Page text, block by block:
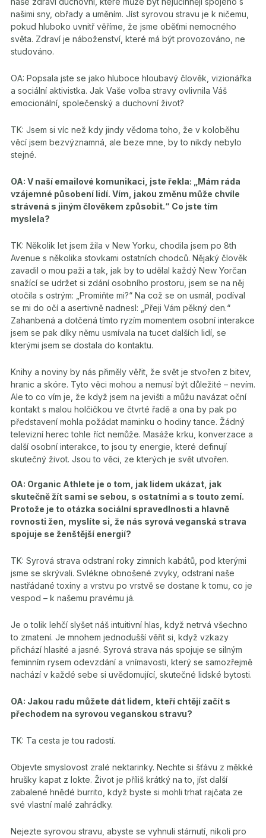
našimi sny, obřady a uměním. Jíst syrovou stravu je k ničemu,
pokud hluboko uvnitř věříme, že jsme oběťmi nemocného
světa. Zdraví je náboženství, které má být provozováno, ne
studováno.
OA: Popsala jste se jako hluboce hloubavý člověk, vizionářka
a sociální aktivistka. Jak Vaše volba stravy ovlivnila Váš
emocionální, společenský a duchovní život?
TK: Jsem si víc než kdy jindy vědoma toho, že v koloběhu
věcí jsem bezvýznamná, ale beze mne, by to nikdy nebylo
stejné.
OA: V naší emailové komunikaci, jste řekla: „Mám ráda
vzájemné působení lidí. Vím, jakou změnu může chvíle
strávená s jiným člověkem způsobit.“ Co jste tím
myslela?
TK: Několik let jsem žila v New Yorku, chodila jsem po 8th
Avenue s několika stovkami ostatních chodců. Nějaký člověk
zavadil o mou paži a tak, jak by to udělal každý New Yorčan
snažící se udržet si zdání osobního prostoru, jsem se na něj
otočila s ostrým: „Promiňte mi?“ Na což se on usmál, podíval
se mi do očí a asertivně nadnesl: „Přeji Vám pěkný den.“
Zahanbená a dotčená tímto ryzím momentem osobní interakce
jsem se pak díky němu usmívala na tucet dalších lidí, se
kterými jsem se dostala do kontaktu.
Knihy a noviny by nás přiměly věřit, že svět je stvořen z bitev,
hranic a skóre. Tyto věci mohou a nemusí být důležité – nevím.
Ale to co vím je, že když jsem na jevišti a můžu navázat oční
kontakt s malou holčičkou ve čtvrté řadě a ona by pak po
představení mohla požádat maminku o hodiny tance. Žádný
televizní herec tohle říct nemůže. Masáže krku, konverzace a
další osobní interakce, to jsou ty energie, které definují
skutečný život. Jsou to věci, ze kterých je svět utvořen.
OA: Organic Athlete je o tom, jak lidem ukázat, jak
skutečně žít sami se sebou, s ostatními a s touto zemí.
Protože je to otázka sociální spravedlnosti a hlavně
rovnosti žen, myslíte si, že nás syrová veganská strava
spojuje se ženštější energií?
TK: Syrová strava odstraní roky zimních kabátů, pod kterými
jsme se skrývali. Svlékne obnošené zvyky, odstraní naše
nastřádané toxiny a vrstvu po vrstvě se dostane k tomu, co je
vespod – k našemu pravému já.
Je o tolik lehčí slyšet náš intuitivní hlas, když netrvá všechno
to zmatení. Je mnohem jednodušší věřit si, když vzkazy
přichází hlasité a jasné. Syrová strava nás spojuje se silným
feminním rysem odevzdání a vnímavosti, který se samozřejmě
nachází v každé sebe si uvědomující, skutečné lidské bytosti.
OA: Jakou radu můžete dát lidem, kteří chtějí začít s
přechodem na syrovou veganskou stravu?
TK: Ta cesta je tou radostí.
Objevte smyslovost zralé nektarinky. Nechte si šťávu z měkké
hrušky kapat z lokte. Život je příliš krátký na to, jíst další
zabalené hnědé burrito, když byste si mohli trhat rajčata ze
své vlastní malé zahrádky.
Nejezte syrovou stravu, abyste se vyhnuli stárnutí, nikoli pro